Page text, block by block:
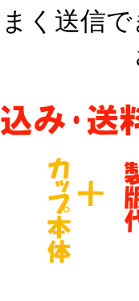
く送信